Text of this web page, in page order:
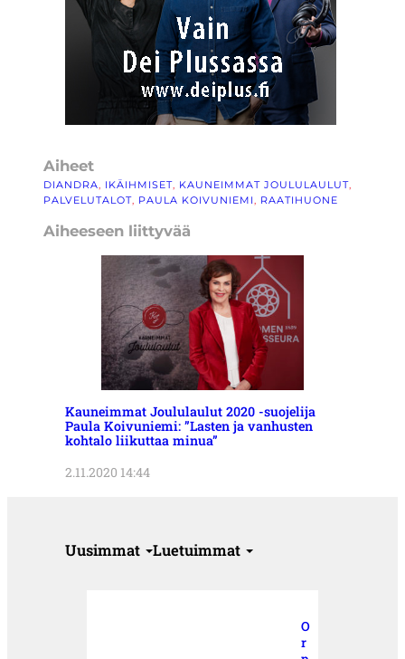
Aiheet
DIANDRA IKÄIHMISET KAUNEIMMAT JOULULAULUT
PALVELUTALOT PAULA KOIVUNIEMI RAATIHUONE
Aiheeseen liittyvää
Kauneimmat Joululaulut 2020 -suojelija
Paula Koivuniemi: ”Lasten ja vanhusten
kohtalo liikuttaa minua”
2.11.2020 14:44
Uusimmat Luetuimmat
O
r